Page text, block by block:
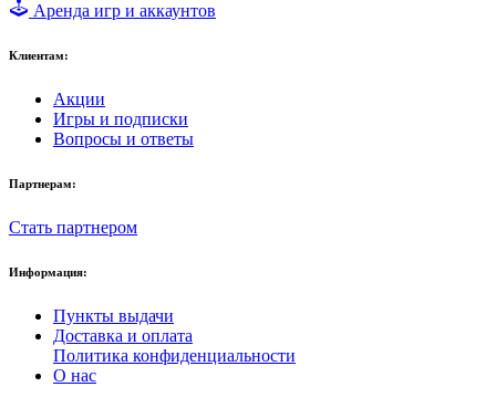
Аренда игр и аккаунтов
Клиентам:
Акции
Игры и подписки
Вопросы и ответы
Партнерам:
Стать партнером
Информация:
Пункты выдачи
Доставка и оплата
Политика конфиденциальности
О нас